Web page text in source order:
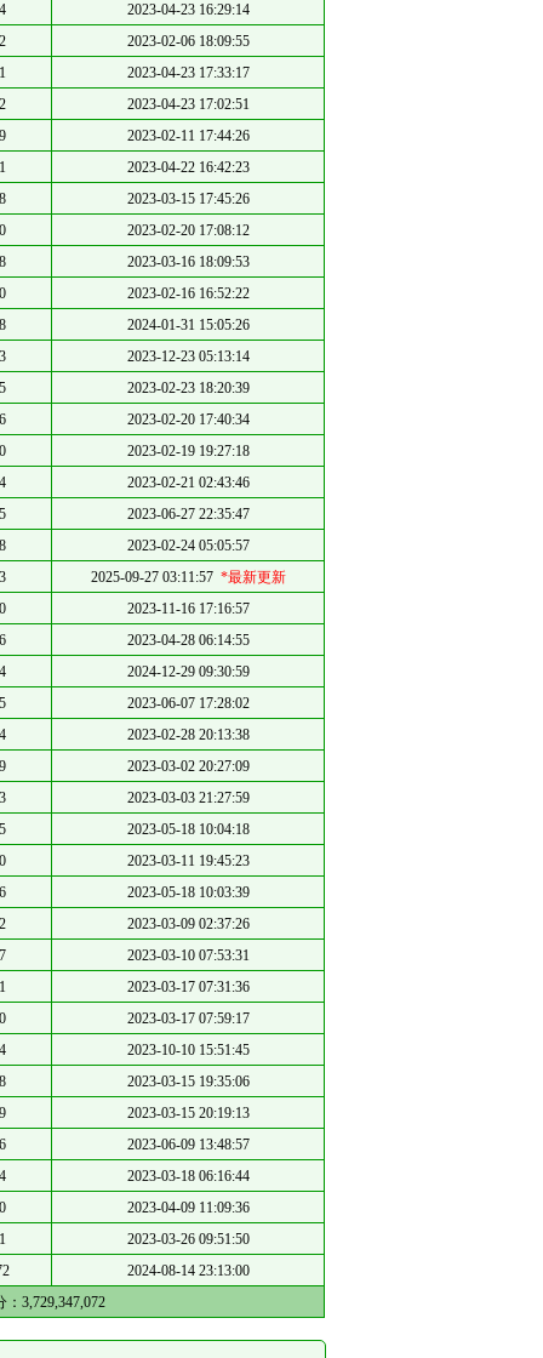
2023-04-23 16:29:14
2023-02-06 18:09:55
2023-04-23 17:33:17
2023-04-23 17:02:51
2023-02-11 17:44:26
2023-04-22 16:42:23
2023-03-15 17:45:26
2023-02-20 17:08:12
2023-03-16 18:09:53
2023-02-16 16:52:22
2024-01-31 15:05:26
2023-12-23 05:13:14
2023-02-23 18:20:39
2023-02-20 17:40:34
2023-02-19 19:27:18
2023-02-21 02:43:46
2023-06-27 22:35:47
2023-02-24 05:05:57
2025-09-27 03:11:57 *最新更新
2023-11-16 17:16:57
2023-04-28 06:14:55
2024-12-29 09:30:59
2023-06-07 17:28:02
2023-02-28 20:13:38
2023-03-02 20:27:09
2023-03-03 21:27:59
2023-05-18 10:04:18
2023-03-11 19:45:23
2023-05-18 10:03:39
2023-03-09 02:37:26
2023-03-10 07:53:31
2023-03-17 07:31:36
2023-03-17 07:59:17
2023-10-10 15:51:45
2023-03-15 19:35:06
2023-03-15 20:19:13
2023-06-09 13:48:57
2023-03-18 06:16:44
2023-04-09 11:09:36
2023-03-26 09:51:50
2024-08-14 23:13:00
3,729,347,072